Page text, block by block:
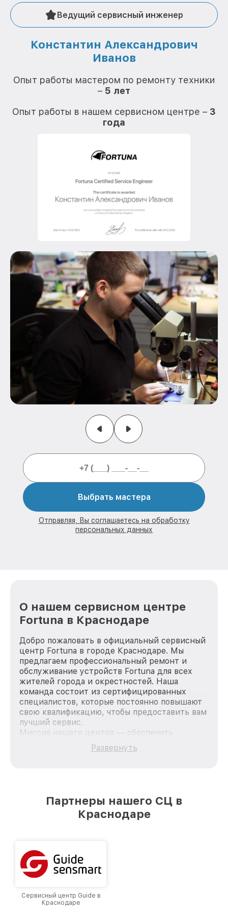
Ведущий сервисный инженер
Константин Александрович
Иванов
Опыт работы мастером по ремонту техники
– 5 лет
Опыт работы в нашем сервисном центре – 3
года
Выбрать мастера
Отправляя, Вы соглашаетесь на обработку
персональных данных
О нашем сервисном центре
Fortuna в Краснодаре
Добро пожаловать в официальный сервисный
центр Fortuna в городе Краснодаре. Мы
предлагаем профессиональный ремонт и
обслуживание устройств Fortuna для всех
жителей города и окрестностей. Наша
команда состоит из сертифицированных
специалистов, которые постоянно повышают
свою квалификацию, чтобы предоставить вам
лучший сервис.
Миссия нашего центра — обеспечить
качественный и доступный ремонт для
каждого пользователя продукции Fortuna, вне
лучшим сервисным центром Fortuna в городе
Краснодаре, постоянно повышая уровень
Развернуть
Партнеры нашего СЦ в
Краснодаре
Сервисный центр Guide в
Краснодаре